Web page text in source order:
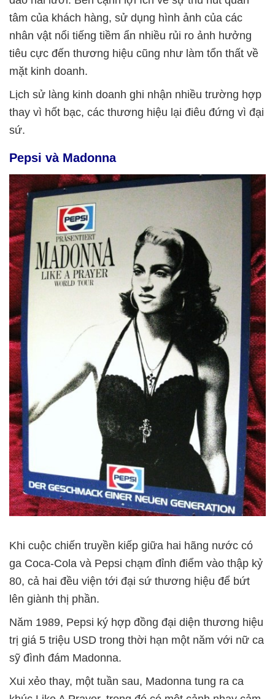
tâm của khách hàng, sử dụng hình ảnh của các
nhân vật nổi tiếng tiềm ẩn nhiều rủi ro ảnh hưởng
tiêu cực đến thương hiệu cũng như làm tổn thất về
mặt kinh doanh.
Lịch sử làng kinh doanh ghi nhận nhiều trường hợp
thay vì hốt bạc, các thương hiệu lại điêu đứng vì đại
sứ.
Pepsi và Madonna
Khi cuộc chiến truyền kiếp giữa hai hãng nước có
ga Coca-Cola và Pepsi chạm đỉnh điểm vào thập kỷ
80, cả hai đều viện tới đại sứ thương hiệu để bứt
lên giành thị phần.
Năm 1989, Pepsi ký hợp đồng đại diện thương hiệu
trị giá 5 triệu USD trong thời hạn một năm với nữ ca
sỹ đình đám Madonna.
Xui xẻo thay, một tuần sau, Madonna tung ra ca